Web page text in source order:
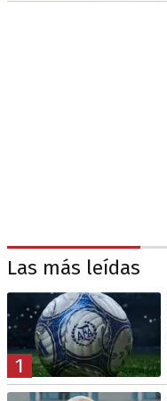
Las más leídas
1